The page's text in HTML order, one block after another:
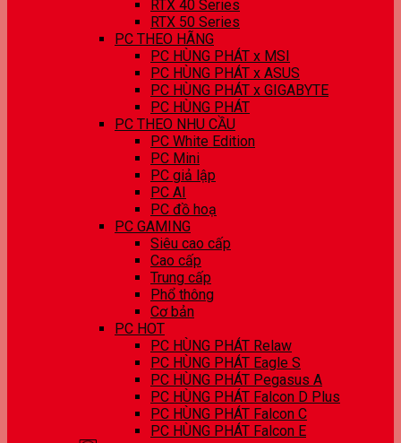
RTX 40 Series
RTX 50 Series
PC THEO HÃNG
PC HÙNG PHÁT x MSI
PC HÙNG PHÁT x ASUS
PC HÙNG PHÁT x GIGABYTE
PC HÙNG PHÁT
PC THEO NHU CẦU
PC White Edition
PC Mini
PC giả lập
PC AI
PC đồ hoạ
PC GAMING
Siêu cao cấp
Cao cấp
Trung cấp
Phổ thông
Cơ bản
PC HOT
PC HÙNG PHÁT Relaw
PC HÙNG PHÁT Eagle S
PC HÙNG PHÁT Pegasus A
PC HÙNG PHÁT Falcon D Plus
PC HÙNG PHÁT Falcon C
PC HÙNG PHÁT Falcon E